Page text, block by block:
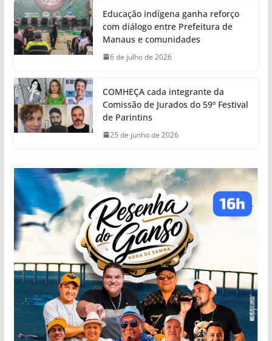
Educação indígena ganha reforço
com diálogo entre Prefeitura de
Manaus e comunidades
6 de julho de 2026
COMHEÇA cada integrante da
Comissão de Jurados do 59º Festival
de Parintins
25 de junho de 2026